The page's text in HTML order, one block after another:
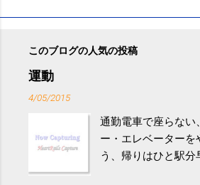
このブログの人気の投稿
運動
4/05/2015
通勤電車で座らない
ー・エレベーターを
う、帰りはひと駅分